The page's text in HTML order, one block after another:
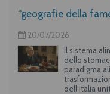
“geografie della
20/07/2026
Il sistema
dello
paradigma
dell’Italia